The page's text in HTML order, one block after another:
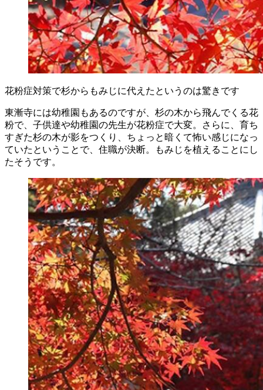
花粉症対策で杉からもみじに代えたというのは驚きです
東漸寺には幼稚園もあるのですが、杉の木から飛んでくる花
粉で、子供達や幼稚園の先生が花粉症で大変。さらに、育ち
すぎた杉の木が影をつくり、ちょっと暗くて怖い感じになっ
ていたということで、住職が決断。もみじを植えることにし
たそうです。